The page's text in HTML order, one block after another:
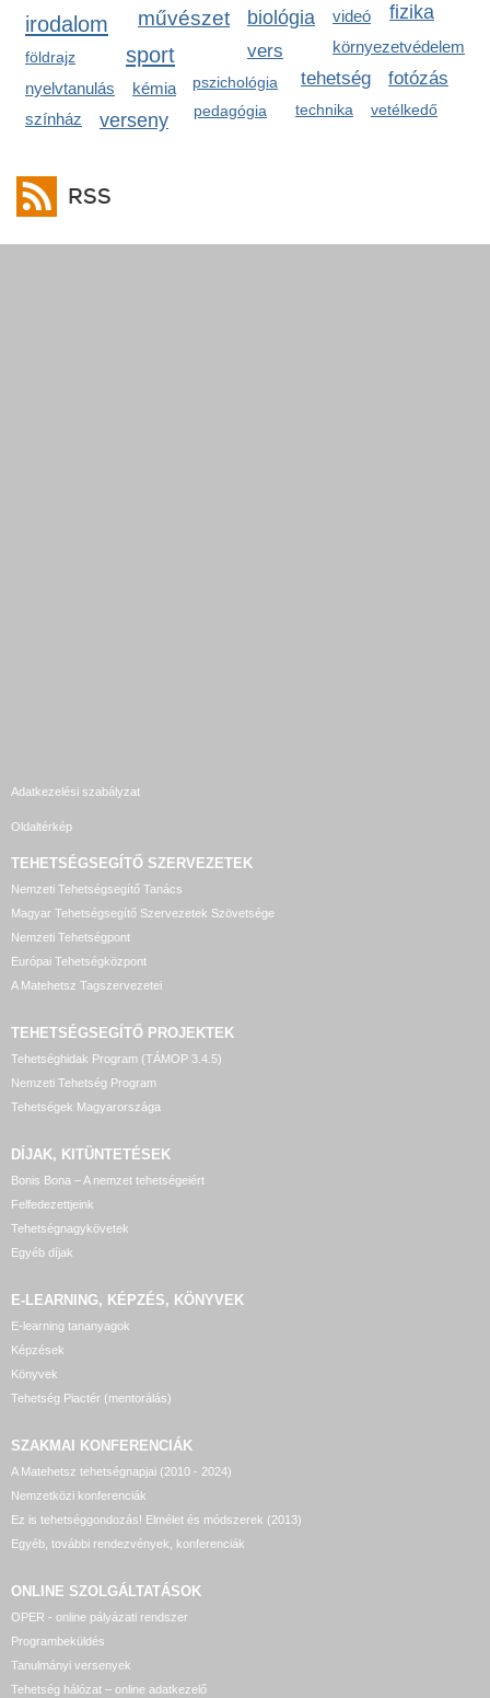
fizika
művészet biológia
irodalom
videó
környezetvédelem
vers
sport
földrajz
tehetség fotózás
pszichológia
nyelvtanulás kémia
technika vetélkedő
pedagógia
színház verseny
RSS
Adatkezelési szabályzat
Oldaltérkép
TEHETSÉGSEGÍTŐ SZERVEZETEK
Nemzeti Tehetségsegítő Tanács
Magyar Tehetségsegítő Szervezetek Szövetsége
Nemzeti Tehetségpont
Európai Tehetségközpont
A Matehetsz Tagszervezetei
TEHETSÉGSEGÍTŐ PROJEKTEK
Tehetséghidak Program (TÁMOP 3.4.5)
Nemzeti Tehetség Program
Tehetségek Magyarországa
DÍJAK, KITÜNTETÉSEK
Bonis Bona – A nemzet tehetségeiért
Felfedezettjeink
Tehetségnagykövetek
Egyéb díjak
E-LEARNING, KÉPZÉS, KÖNYVEK
E-learning tananyagok
Képzések
Könyvek
Tehetség Piactér (mentorálás)
SZAKMAI KONFERENCIÁK
A Matehetsz tehetségnapjai (2010 - 2024)
Nemzetközi konferenciák
Ez is tehetséggondozás! Elmélet és módszerek (2013)
Egyéb, további rendezvények, konferenciák
ONLINE SZOLGÁLTATÁSOK
OPER - online pályázati rendszer
Programbeküldés
Tanulmányi versenyek
Tehetség hálózat – online adatkezelő